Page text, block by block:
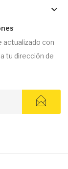
keyboard_arrow_down
actualizado con
tu dirección de